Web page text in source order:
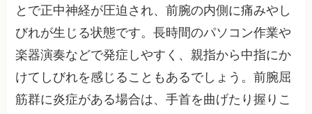
とで正中神経が圧迫され、前腕の内側に痛みやし
びれが生じる状態です。長時間のパソコン作業や
楽器演奏などで発症しやすく、親指から中指にか
けてしびれを感じることもあるでしょう。前腕屈
筋群に炎症がある場合は、手首を曲げたり握りこ